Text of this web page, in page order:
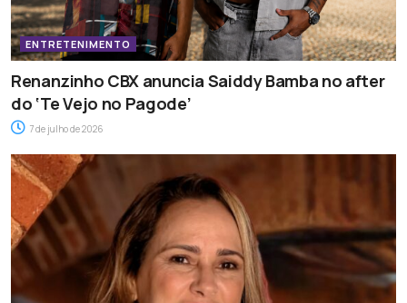
ENTRETENIMENTO
Renanzinho CBX anuncia Saiddy Bamba no after
do ‘Te Vejo no Pagode’
7 de julho de 2026